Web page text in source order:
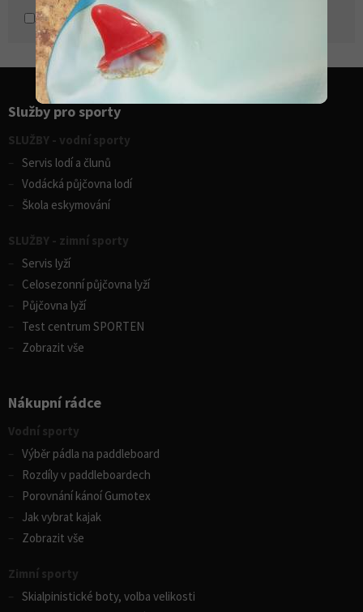
Souhlasím sezpracováním osobních údajů
Služby pro sporty
SLUŽBY - vodní sporty
Servis lodí a člunů
Vodácká půjčovna lodí
Škola eskymování
SLUŽBY - zimní sporty
Servis lyží
Celosezonní půjčovna lyží
Půjčovna lyží
Test centrum SPORTEN
Zobrazit vše
Nákupní rádce
Vodní sporty
Výběr pádla na paddleboard
Rozdíly v paddleboardech
Porovnání kánoí Gumotex
Jak vybrat kajak
Zobrazit vše
Zimní sporty
Skialpinistické boty, volba velikosti